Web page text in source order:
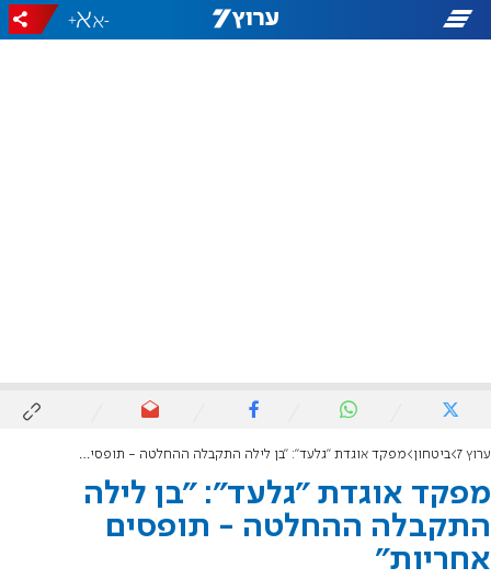
-
+
ערוץ 7 ביטחון מפקד אוגדת "גלעד": "בן לילה התקבלה ההחלטה - תופסים אחריות"
מפקד אוגדת "גלעד": "בן לילה
התקבלה ההחלטה - תופסים
אחריות"